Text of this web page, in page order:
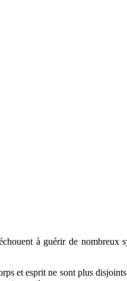
à guérir de nombreux
et esprit ne sont plus